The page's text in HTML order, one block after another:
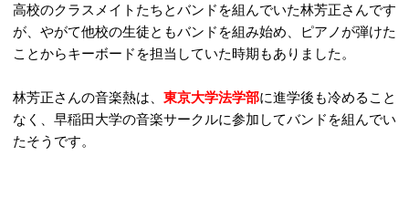
高校のクラスメイトたちとバンドを組んでいた林芳正さんです
が、やがて他校の生徒ともバンドを組み始め、ピアノが弾けた
ことからキーボードを担当していた時期もありました。
林芳正さんの音楽熱は、 東京大学法学部に進学後も冷めること
なく、早稲田大学の音楽サークルに参加してバンドを組んでい
たそうです。